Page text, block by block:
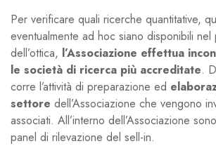
Per verificare quali ricerche quantitative,
eventualmente ad hoc siano disponibili nel
dell’ottica, l’Associazione effettua
le società di ricerca più accreditate.
corre l’attività di preparazione ed
settore dell’Associazione che vengono
associati. All’interno dell’Associazione
panel di rilevazione del sell-in.